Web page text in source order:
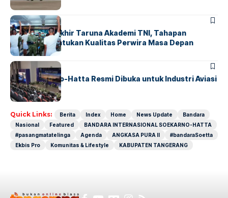
BERITA
Sidang Pantukhir Taruna Akademi TNI, Tahapan
Strategis Tentukan Kualitas Perwira Masa Depan
BANDARA BERITA
IALC Soekarno-Hatta Resmi Dibuka untuk Industri Aviasi
Dunia
Quick Links: Berita Index Home News Update
Bandara
Nasional
Featured
BANDARA INTERNASIONAL SOEKARNO-HATTA
#pasangmatatelinga
Agenda ANGKASA PURA II
#bandaraSoetta
Ekbis Pro
Komunitas & Lifestyle KABUPATEN TANGERANG